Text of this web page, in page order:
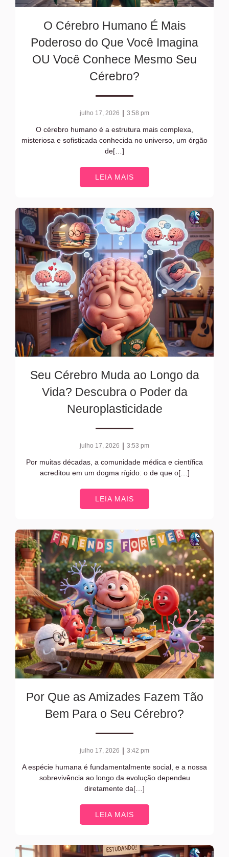
O Cérebro Humano É Mais
Poderoso do Que Você Imagina
OU Você Conhece Mesmo Seu
Cérebro?
julho 17, 2026 | 3:58 pm
O cérebro humano é a estrutura mais complexa,
misteriosa e sofisticada conhecida no universo, um órgão
de[…]
LEIA MAIS
Seu Cérebro Muda ao Longo da
Vida? Descubra o Poder da
Neuroplasticidade
julho 17, 2026 | 3:53 pm
Por muitas décadas, a comunidade médica e científica
acreditou em um dogma rígido: o de que o[…]
LEIA MAIS
Por Que as Amizades Fazem Tão
Bem Para o Seu Cérebro?
julho 17, 2026 | 3:42 pm
A espécie humana é fundamentalmente social, e a nossa
sobrevivência ao longo da evolução dependeu
diretamente da[…]
LEIA MAIS